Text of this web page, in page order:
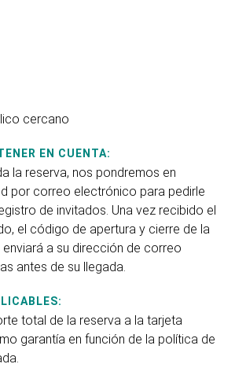
cercano
EN CUENTA:
la reserva, nos pondremos en
por correo electrónico para pedirle
de invitados. Una vez recibido el
el código de apertura y cierre de la
a su dirección de correo
antes de su llegada.
total de la reserva a la tarjeta
garantía en función de la política de